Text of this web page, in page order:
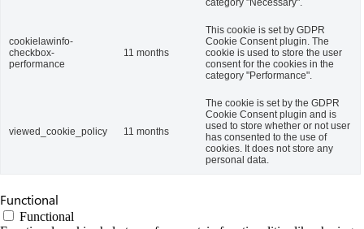
category "Necessary".
cookielawinfo-
checkbox-
performance
11 months
This cookie is set by GDPR
Cookie Consent plugin. The
cookie is used to store the user
consent for the cookies in the
category "Performance".
viewed_cookie_policy 11 months
The cookie is set by the GDPR
Cookie Consent plugin and is
used to store whether or not user
has consented to the use of
cookies. It does not store any
personal data.
Functional
Functional